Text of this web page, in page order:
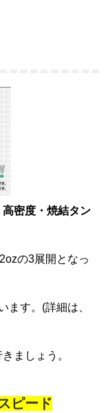
高密度・焼結タン
の3展開となっ
ます。(詳細は、
ましょう。
ピード